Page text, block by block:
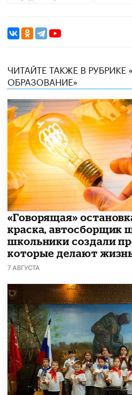
ЧИТАЙТЕ ТАКЖЕ В
ОБРАЗОВАНИЕ»
​«Говорящая»
краска, автосборщик
школьники создали
которые делают
7 АВГУСТА